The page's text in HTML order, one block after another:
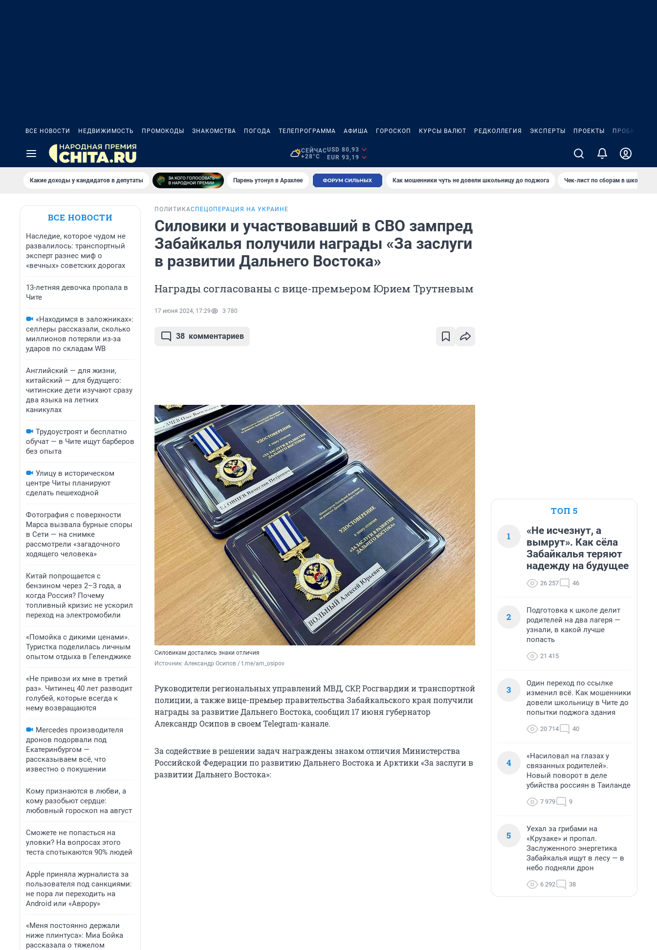
ВСЕ НОВОСТИ НЕДВИЖИМОСТЬ ПРОМОКОДЫ ЗНАКОМСТВА ПОГОДА ТЕЛЕПРОГРАММА АФИША ГОРОСКОП КУРСЫ ВАЛЮТ РЕДКОЛЛЕГИЯ ЭКСПЕРТЫ ПРОЕКТЫ ПРОБКИ
СЕЙЧАС
+28°C
USD 80,93
EUR 93,19
Какие доходы у кандидатов в депутаты Парень утонул в Арахлее Как мошенники чуть не довели школьницу до поджога Чек-лист по сборам в школу в
ВСЕ НОВОСТИ
Наследие, которое чудом не
развалилось: транспортный
эксперт разнес миф о
«вечных» советских дорогах
13-летняя девочка пропала в
Чите
«Находимся в заложниках»:
селлеры рассказали, сколько
миллионов потеряли из-за
ударов по складам WB
Английский — для жизни,
китайский — для будущего:
читинские дети изучают сразу
два языка на летних
каникулах
Трудоустроят и бесплатно
обучат — в Чите ищут барберов
без опыта
Улицу в историческом
центре Читы планируют
сделать пешеходной
Фотография с поверхности
Марса вызвала бурные споры
в Сети — на снимке
рассмотрели «загадочного
ходящего человека»
Китай попрощается с
бензином через 2–3 года, а
когда Россия? Почему
топливный кризис не ускорил
переход на электромобили
«Помойка с дикими ценами».
Туристка поделилась личным
опытом отдыха в Геленджике
«Не привози их мне в третий
раз». Читинец 40 лет разводит
голубей, которые всегда к
нему возвращаются
Mercedes производителя
дронов подорвали под
Екатеринбургом —
рассказываем всё, что
известно о покушении
Кому признаются в любви, а
кому разобьют сердце:
любовный гороскоп на август
Сможете не попасться на
уловки? На вопросах этого
теста спотыкаются 90% людей
Apple приняла журналиста за
пользователя под санкциями:
не пора ли переходить на
Android или «Аврору»
«Меня постоянно держали
ниже плинтуса»: Миа Бойка
рассказала о тяжелом
ПОЛИТИКАСПЕЦОПЕРАЦИЯ НА УКРАИНЕ
Силовики и участвовавший в СВО зампред
Забайкалья получили награды «За заслуги
в развитии Дальнего Востока»
Награды согласованы с вице-премьером Юрием Трутневым
17 июня 2024, 17:29 3 780
38 комментариев
Силовикам достались знаки отличия
Источник: Александр Осипов / t.me/am_osipov
Руководители региональных управлений МВД, СКР, Росгвардии и транспортной
полиции, а также вице-премьер правительства Забайкальского края получили
награды за развитие Дальнего Востока, сообщил 17 июня губернатор
Александр Осипов в своем Telegram-канале.
За содействие в решении задач награждены знаком отличия Министерства
Российской Федерации по развитию Дальнего Востока и Арктики «За заслуги в
развитии Дальнего Востока»:
ТОП 5
1
«Не исчезнут, а
вымрут». Как сёла
Забайкалья теряют
надежду на будущее
26 257 46
2
Подготовка к школе делит
родителей на два лагеря —
узнали, в какой лучше
попасть
21 415
3
Один переход по ссылке
изменил всё. Как мошенники
довели школьницу в Чите до
попытки поджога здания
20 714 40
4
«Насиловал на глазах у
связанных родителей».
Новый поворот в деле
убийства россиян в Таиланде
7 979 9
5
Уехал за грибами на
«Крузаке» и пропал.
Заслуженного энергетика
Забайкалья ищут в лесу — в
небо подняли дрон
6 292 38